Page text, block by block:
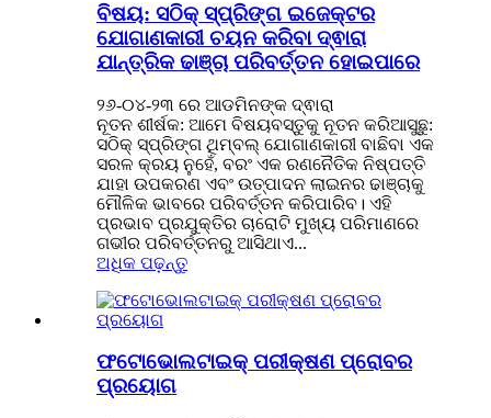
ବିଷୟ: ସଠିକ୍ ସ୍ପ୍ରିଙ୍ଗ ଇଜେକ୍ଟର
ଯୋଗାଣକାରୀ ଚୟନ କରିବା ଦ୍ଵାରା
ଯାନ୍ତ୍ରିକ ଢାଞ୍ଚା ପରିବର୍ତ୍ତନ ହୋଇପାରେ
୨୬-୦୪-୨୩ ରେ ଆଡମିନଙ୍କ ଦ୍ଵାରା
ନୂତନ ଶୀର୍ଷକ: ଆମେ ବିଷୟବସ୍ତୁକୁ ନୂତନ କରିଆସୁଛୁ:
ସଠିକ୍ ସ୍ପ୍ରିଙ୍ଗ ଥିମ୍ବଲ୍ ଯୋଗାଣକାରୀ ବାଛିବା ଏକ
ସରଳ କ୍ରୟ ନୁହେଁ, ବରଂ ଏକ ରଣନୈତିକ ନିଷ୍ପତ୍ତି
ଯାହା ଉପକରଣ ଏବଂ ଉତ୍ପାଦନ ଲାଇନର ଢାଞ୍ଚାକୁ
ମୌଳିକ ଭାବରେ ପରିବର୍ତ୍ତନ କରିପାରିବ। ଏହି
ପ୍ରଭାବ ପ୍ରଯୁକ୍ତିର ଚାରୋଟି ମୁଖ୍ୟ ପରିମାଣରେ
ଗଭୀର ପରିବର୍ତ୍ତନରୁ ଆସିଥାଏ...
ଅଧିକ ପଢ଼ନ୍ତୁ
ଫଟୋଭୋଲଟାଇକ୍ ପରୀକ୍ଷଣ ପ୍ରୋବର
ପ୍ରୟୋଗ